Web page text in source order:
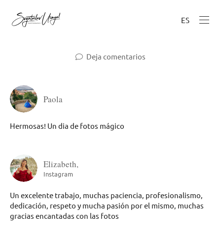
ES
Deja comentarios
Paola
Hermosas! Un dia de fotos mágico
Elizabeth,
Instagram
Un excelente trabajo, muchas paciencia, profesionalismo,
dedicación, respeto y mucha pasión por el mismo, muchas
gracias encantadas con las fotos